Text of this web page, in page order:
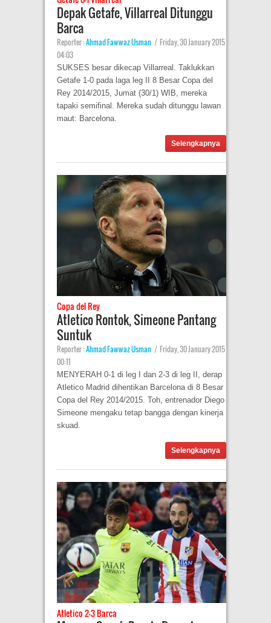
Depak Getafe, Villarreal Ditunggu
Barca
Reporter :Ahmad Fawwaz Usman | Friday, 30 January 2015
04:03
SUKSES besar dikecap Villarreal. Taklukkan
Getafe 1-0 pada laga leg II 8 Besar Copa del
Rey 2014/2015, Jumat (30/1) WIB, mereka
tapaki semifinal. Mereka sudah ditunggu lawan
maut: Barcelona.
Selengkapnya
Copa del Rey
Atletico Rontok, Simeone Pantang
Suntuk
Reporter :Ahmad Fawwaz Usman | Friday, 30 January 2015
00:11
MENYERAH 0-1 di leg I dan 2-3 di leg II, derap
Atletico Madrid dihentikan Barcelona di 8 Besar
Copa del Rey 2014/2015. Toh, entrenador Diego
Simeone mengaku tetap bangga dengan kinerja
skuad.
Selengkapnya
Atletico 2-3 Barca